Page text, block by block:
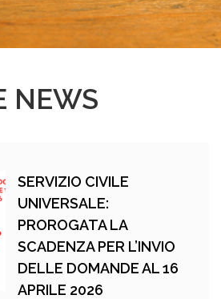
NEWS
SERVIZIO CIVILE
UNIVERSALE:
PROROGATA LA
SCADENZA PER L’INVIO
DELLE DOMANDE AL 16
APRILE 2026